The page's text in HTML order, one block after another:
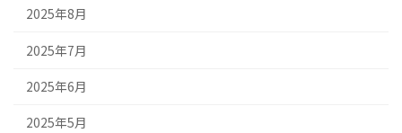
2025年8月
2025年7月
2025年6月
2025年5月